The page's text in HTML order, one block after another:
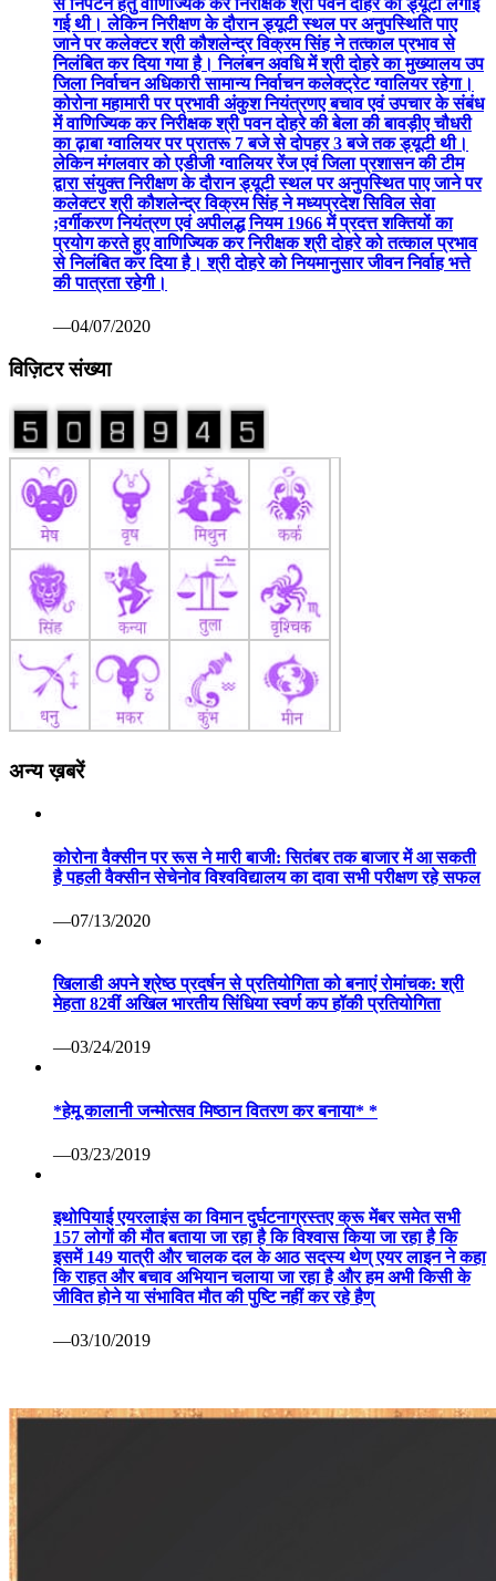
से निपटने हेतु वाणिज्यिक कर निरीक्षक श्री पवन दोहरे की ड्यूटी लगाई
गई थी। लेकिन निरीक्षण के दौरान ड्यूटी स्थल पर अनुपस्थिति पाए
जाने पर कलेक्टर श्री कौशलेन्द्र विक्रम सिंह ने तत्काल प्रभाव से
निलंबित कर दिया गया है। निलंबन अवधि में श्री दोहरे का मुख्यालय उप
जिला निर्वाचन अधिकारी सामान्य निर्वाचन कलेक्ट्रेट ग्वालियर रहेगा।
कोरोना महामारी पर प्रभावी अंकुश नियंत्रणए बचाव एवं उपचार के संबंध
में वाणिज्यिक कर निरीक्षक श्री पवन दोहरे की बेला की बावड़ीए चौधरी
का ढ़ाबा ग्वालियर पर प्रातरू 7 बजे से दोपहर 3 बजे तक ड्यूटी थी।
लेकिन मंगलवार को एडीजी ग्वालियर रेंज एवं जिला प्रशासन की टीम
द्वारा संयुक्त निरीक्षण के दौरान ड्यूटी स्थल पर अनुपस्थित पाए जाने पर
कलेक्टर श्री कौशलेन्द्र विक्रम सिंह ने मध्यप्रदेश सिविल सेवा
;वर्गीकरण नियंत्रण एवं अपीलद्ध नियम 1966 में प्रदत्त शक्तियों का
प्रयोग करते हुए वाणिज्यिक कर निरीक्षक श्री दोहरे को तत्काल प्रभाव
से निलंबित कर दिया है। श्री दोहरे को नियमानुसार जीवन निर्वाह भत्ते
की पात्रता रहेगी।
—04/07/2020
विज़िटर संख्या
अन्य ख़बरें
कोरोना वैक्सीन पर रूस ने मारी बाजी: सितंबर तक बाजार में आ सकती
है पहली वैक्सीन सेचेनोव विश्वविद्यालय का दावा सभी परीक्षण रहे सफल
—07/13/2020
खिलाडी अपने श्रेष्ठ प्रदर्षन से प्रतियोगिता को बनाएं रोमांचक: श्री
मेहता 82वीं अखिल भारतीय सिंधिया स्वर्ण कप हॉकी प्रतियोगिता
—03/24/2019
*हेमू कालानी जन्मोत्सव मिष्ठान वितरण कर बनाया* *
—03/23/2019
इथोपियाई एयरलाइंस का विमान दुर्घटनाग्रस्तए क्रू मेंबर समेत सभी
157 लोगों की मौत बताया जा रहा है कि विश्वास किया जा रहा है कि
इसमें 149 यात्री और चालक दल के आठ सदस्य थेण् एयर लाइन ने कहा
कि राहत और बचाव अभियान चलाया जा रहा है और हम अभी किसी के
जीवित होने या संभावित मौत की पुष्टि नहीं कर रहे हैण्
—03/10/2019